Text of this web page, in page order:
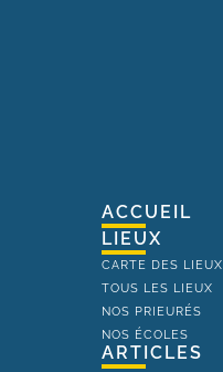
ACCUEIL
LIEUX
CARTE DES LIEUX
TOUS LES LIEUX
NOS PRIEURÉS
NOS ÉCOLES
ARTICLES